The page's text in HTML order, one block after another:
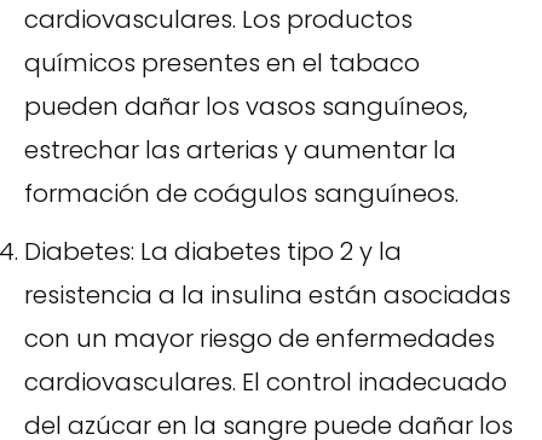
cardiovasculares. Los productos
químicos presentes en el tabaco
pueden dañar los vasos sanguíneos,
estrechar las arterias y aumentar la
formación de coágulos sanguíneos.
Diabetes: La diabetes tipo 2 y la
resistencia a la insulina están asociadas
con un mayor riesgo de enfermedades
cardiovasculares. El control inadecuado
del azúcar en la sangre puede dañar los